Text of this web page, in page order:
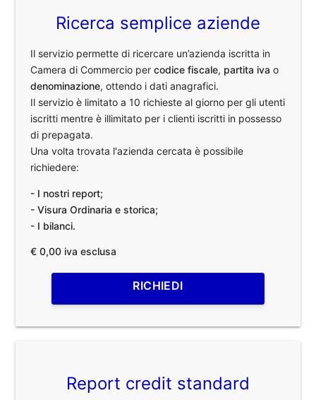
Ricerca semplice aziende
Il servizio permette di ricercare un’azienda iscritta in
Camera di Commercio percodice fiscale, partita iva o
denominazione, ottendo i dati anagrafici.
Il servizio è limitato a 10 richieste al giorno per gli utenti
iscritti mentre è illimitato per i clienti iscritti in possesso
di prepagata.
Una volta trovata l'azienda cercata è possibile
richiedere:
- I nostri report;
- Visura Ordinaria e storica;
- I bilanci.
€ 0,00 iva esclusa
RICHIEDI
Report credit standard